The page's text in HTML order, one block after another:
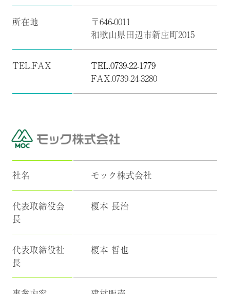
所在地
〒646-0011
和歌山県田辺市新庄町2015
TEL.FAX
TEL.0739-22-1779
FAX.0739-24-3280
社名 モック株式会社
代表取締役会
長
榎本 長治
代表取締役社
長
榎本 哲也